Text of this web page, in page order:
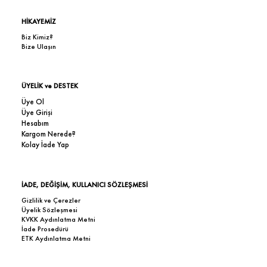
HİKAYEMİZ
Biz Kimiz?
Bize Ulaşın
ÜYELİK ve DESTEK
Üye Ol
Üye Girişi
Hesabım
Kargom Nerede?
Kolay İade Yap
İADE, DEĞİŞİM, KULLANICI SÖZLEŞMESİ
Gizlilik ve Çerezler
Üyelik Sözleşmesi
KVKK Aydınlatma Metni
İade Prosedürü
ETK Aydınlatma Metni